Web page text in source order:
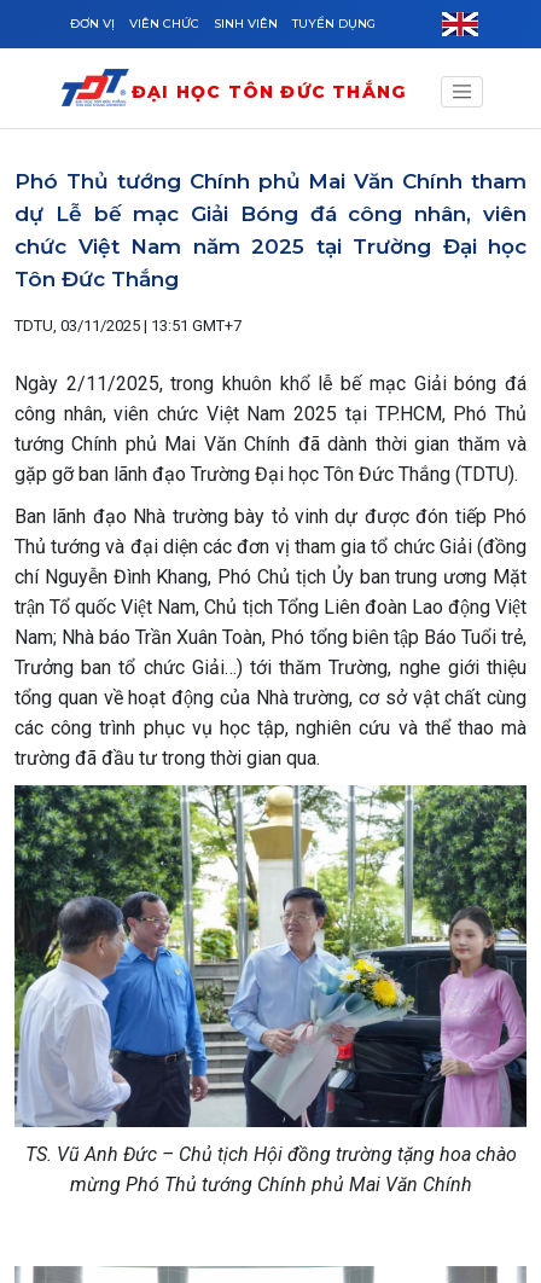
Skip to main content
ĐƠN VỊ VIÊN CHỨC SINH VIÊN TUYỂN DỤNG
ĐẠI HỌC TÔN ĐỨC THẮNG
Phó Thủ tướng Chính phủ Mai Văn Chính tham
dự Lễ bế mạc Giải Bóng đá công nhân, viên
chức Việt Nam năm 2025 tại Trường Đại học
Tôn Đức Thắng
TDTU, 03/11/2025 | 13:51 GMT+7
Ngày 2/11/2025, trong khuôn khổ lễ bế mạc Giải bóng đá
công nhân, viên chức Việt Nam 2025 tại TP.HCM, Phó Thủ
tướng Chính phủ Mai Văn Chính đã dành thời gian thăm và
gặp gỡ ban lãnh đạo Trường Đại học Tôn Đức Thắng (TDTU).
Ban lãnh đạo Nhà trường bày tỏ vinh dự được đón tiếp Phó
Thủ tướng và đại diện các đơn vị tham gia tổ chức Giải (đồng
chí Nguyễn Đình Khang, Phó Chủ tịch Ủy ban trung ương Mặt
trận Tổ quốc Việt Nam, Chủ tịch Tổng Liên đoàn Lao động Việt
Nam; Nhà báo Trần Xuân Toàn, Phó tổng biên tập Báo Tuổi trẻ,
Trưởng ban tổ chức Giải…) tới thăm Trường, nghe giới thiệu
tổng quan về hoạt động của Nhà trường, cơ sở vật chất cùng
các công trình phục vụ học tập, nghiên cứu và thể thao mà
trường đã đầu tư trong thời gian qua.
TS. Vũ Anh Đức – Chủ tịch Hội đồng trường tặng hoa chào
mừng Phó Thủ tướng Chính phủ Mai Văn Chính